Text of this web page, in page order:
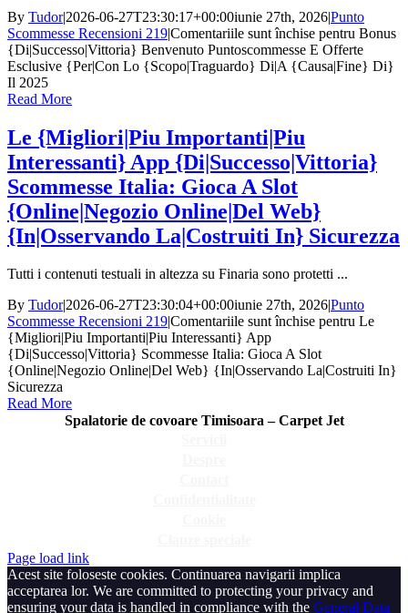
By Tudor|2026-06-27T23:30:17+00:00iunie 27th, 2026|Punto
Scommesse Recensioni 219|Comentariile sunt închise pentru Bonus
{Di|Successo|Vittoria} Benvenuto Puntoscommesse E Offerte
Esclusive {Per|Con Lo {Scopo|Traguardo} Di|A {Causa|Fine} Di}
Il 2025
Read More
Le {Migliori|Piu Importanti|Piu
Interessanti} App {Di|Successo|Vittoria}
Scommesse Italia: Gioca A Slot
{Online|Negozio Online|Del Web}
{In|Osservando La|Costruiti In} Sicurezza
Tutti i contenuti testuali in altezza su Finaria sono protetti ...
By Tudor|2026-06-27T23:30:04+00:00iunie 27th, 2026|Punto
Scommesse Recensioni 219|Comentariile sunt închise pentru Le
{Migliori|Piu Importanti|Piu Interessanti} App
{Di|Successo|Vittoria} Scommesse Italia: Gioca A Slot
{Online|Negozio Online|Del Web} {In|Osservando La|Costruiti In}
Sicurezza
Read More
Spalatorie de covoare Timisoara – Carpet Jet
Page load link
Acest site foloseste cookies. Continuarea navigarii implica
acceptarea lor. We are committed to protecting your privacy and
ensuring your data is handled in compliance with the General Data